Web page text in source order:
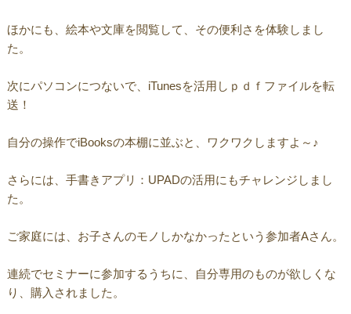
ほかにも、絵本や文庫を閲覧して、その便利さを体験しまし
た。
次にパソコンにつないで、iTunesを活用しｐｄｆファイルを転
送！
自分の操作でiBooksの本棚に並ぶと、ワクワクしますよ～♪
さらには、手書きアプリ：UPADの活用にもチャレンジしまし
た。
ご家庭には、お子さんのモノしかなかったという参加者Aさん。
連続でセミナーに参加するうちに、自分専用のものが欲しくな
り、購入されました。